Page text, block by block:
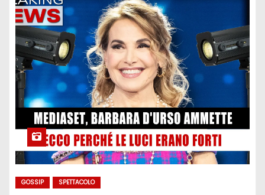
GOSSIP SPETTACOLO